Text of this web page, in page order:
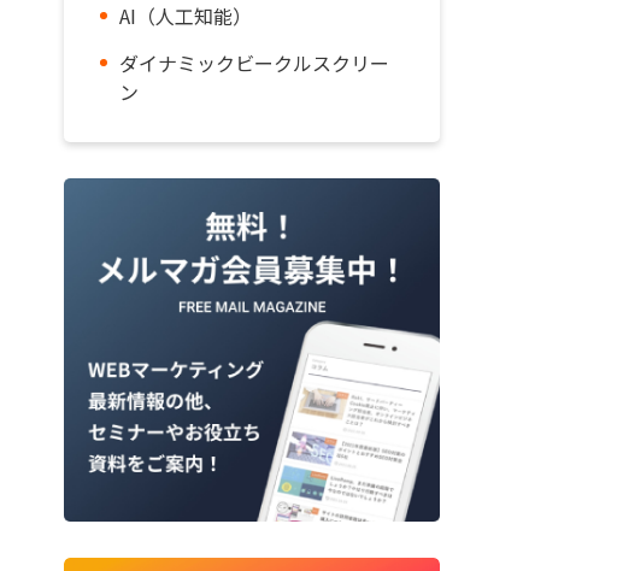
AI（人工知能）
ダイナミックビークルスクリー
ン